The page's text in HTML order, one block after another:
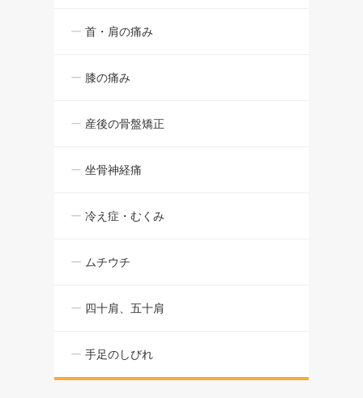
首・肩の痛み
膝の痛み
産後の骨盤矯正
坐骨神経痛
冷え症・むくみ
ムチウチ
四十肩、五十肩
手足のしびれ